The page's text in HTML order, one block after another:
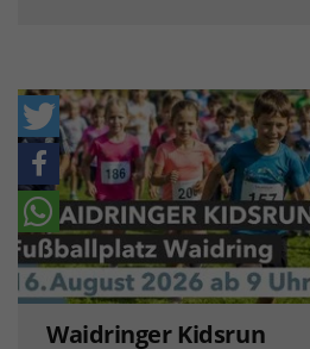
Waidringer Kidsrun